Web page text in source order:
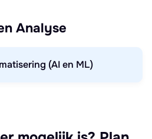
Analyse
(AI en ML)